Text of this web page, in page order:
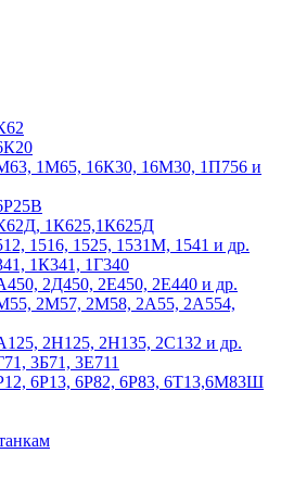
1М65, 16К30, 16М30, 1П756 и
1К625,1К625Д
1516, 1525, 1531М, 1541 и др.
1К341, 1Г340
2Д450, 2Е450, 2Е440 и др.
2М57, 2М58, 2А55, 2А554,
2Н125, 2Н135, 2С132 и др.
3Б71, 3Е711
6Р13, 6Р82, 6Р83, 6Т13,6М83Ш